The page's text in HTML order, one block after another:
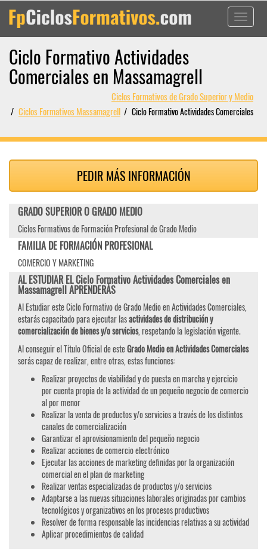
Toggle
Ciclo Formativo Actividades
Comerciales en Massamagrell
Ciclos Formativos de Grado Superior y Medio
Ciclos Formativos Massamagrell
Ciclo Formativo Actividades Comerciales
PEDIR MÁS INFORMACIÓN
GRADO SUPERIOR O GRADO MEDIO
Ciclos Formativos de Formación Profesional de Grado Medio
FAMILIA DE FORMACIÓN PROFESIONAL
COMERCIO Y MARKETING
AL ESTUDIAR EL Ciclo Formativo Actividades Comerciales en
Massamagrell APRENDERÁS
Al Estudiar este Ciclo Formativo de Grado Medio en Actividades Comerciales,
estarás capacitado para ejecutar lasactividades de distribución y
comercialización de bienes y/o servicios, respetando la legislación vigente.
Al conseguir el Título Oficial de esteGrado Medio en Actividades Comerciales
serás capaz de realizar, entre otras, estas funciones:
Realizar proyectos de viabilidad y de puesta en marcha y ejercicio
por cuenta propia de la actividad de un pequeño negocio de comercio
al por menor
Realizar la venta de productos y/o servicios a través de los distintos
canales de comercialización
Garantizar el aprovisionamiento del pequeño negocio
Realizar acciones de comercio electrónico
Ejecutar las acciones de marketing definidas por la organización
comercial en el plan de marketing
Realizar ventas especializadas de productos y/o servicios
Adaptarse a las nuevas situaciones laborales originadas por cambios
tecnológicos y organizativos en los procesos productivos
Resolver de forma responsable las incidencias relativas a su actividad
Aplicar procedimientos de calidad